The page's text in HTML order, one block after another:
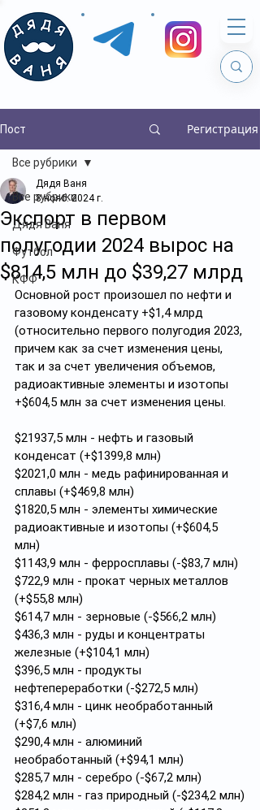
Пост Регистрация
Все рубрики
Дядя Ваня
Футбол
КФФ
Все рубрики
Экспорт в первом
полугодии 2024 вырос на
$814,5 млн до $39,27 млрд
Дядя Ваня
8 нояб. 2024 г.
Основной рост произошел по нефти и
газовому конденсату +$1,4 млрд
(относительно первого полугодия 2023,
причем как за счет изменения цены,
так и за счет увеличения объемов,
радиоактивные элементы и изотопы
+$604,5 млн за счет изменения цены.
$21937,5 млн - нефть и газовый
конденсат (+$1399,8 млн)
$2021,0 млн - медь рафинированная и
сплавы (+$469,8 млн)
$1820,5 млн - элементы химические
радиоактивные и изотопы (+$604,5
млн)
$1143,9 млн - ферросплавы (-$83,7 млн)
$722,9 млн - прокат черных металлов
(+$55,8 млн)
$614,7 млн - зерновые (-$566,2 млн)
$436,3 млн - руды и концентраты
железные (+$104,1 млн)
$396,5 млн - продукты
нефтепереработки (-$272,5 млн)
$316,4 млн - цинк необработанный
(+$7,6 млн)
$290,4 млн - алюминий
необработанный (+$94,1 млн)
$285,7 млн - серебро (-$67,2 млн)
$284,2 млн - газ природный (-$234,2 млн)